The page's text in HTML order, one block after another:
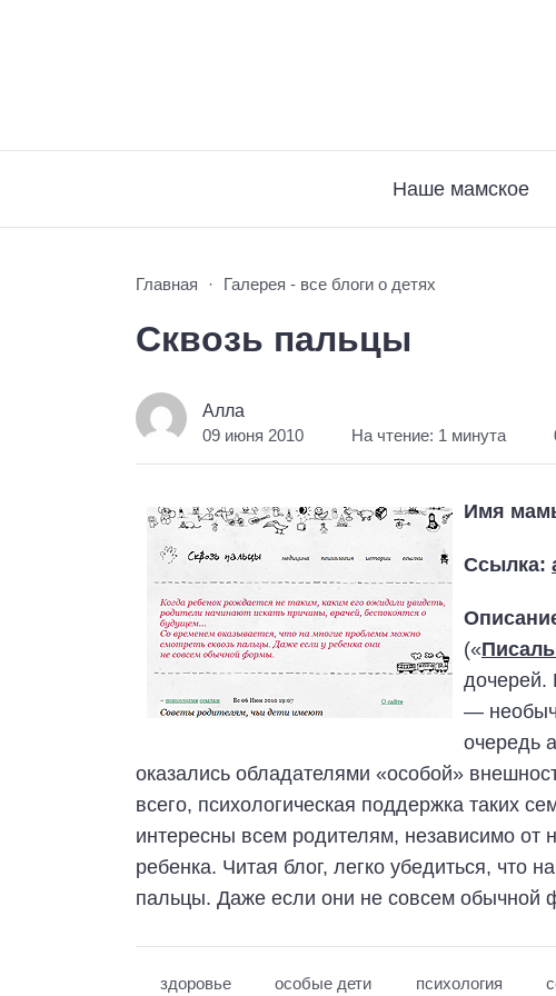
Наше мамское
Главная Галерея - все блоги о детях
Сквозь пальцы
Алла
09 июня 2010 На чтение: 1 минута
Имя
Ссылка:
(«
дочерей.
—
очередь
оказались обладателями «особой»
всего, психологическая поддержка таких
интересны всем родителям, независимо от
ребенка. Читая блог, легко убедиться, что
пальцы. Даже если они не совсем обычной
здоровье особые дети психология